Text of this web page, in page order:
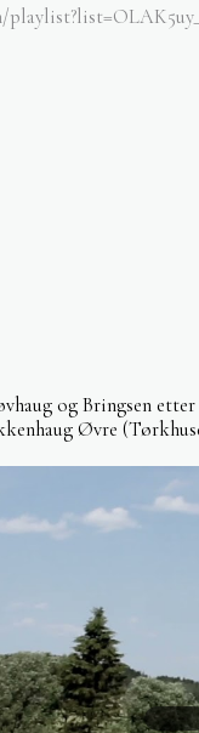
og Bringsen
Øvre